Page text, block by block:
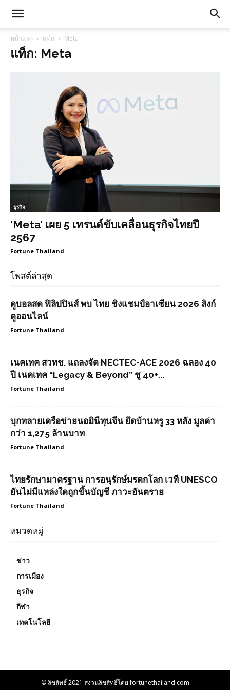
หน้าแรก แท็ก Meta
แท็ก: Meta
ธุรกิจ
‘Meta’ เผย 5 เทรนด์ขับเคลื่อนธุรกิจไทยปี
2567
Fortune Thailand
โพสต์ล่าสุด
ดูบอลสด ฟิลิปปินส์ พบ ไทย ชิงแชมป์อาเซียน 2026 ลิงก์
ดูออนไลน์
Fortune Thailand
เนคเทค สวทช. แถลงจัด NECTEC-ACE 2026 ฉลอง 40
ปี เนคเทค “Legacy & Beyond” ชู 40+...
Fortune Thailand
บุกทลายเครือข่ายนอมินีทุนจีน ยึดบ้านหรู 33 หลัง มูลค่า
กว่า 1,275 ล้านบาท
Fortune Thailand
ไทยรักษามาตรฐาน การอนุรักษ์มรดกโลก เวที UNESCO
ยันไม่มีแหล่งใดถูกขึ้นบัญชี ภาวะอันตราย
Fortune Thailand
หมวดหมู่
ข่าว
การเมือง
ธุรกิจ
กีฬา
เทคโนโลยี
© ลิขสิทธิ์ 2021 สงวนลิขสิทธิ์โดย fortunethailand.com